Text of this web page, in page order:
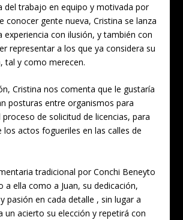
del trabajo en equipo y motivada por
conocer gente nueva, Cristina se lanza
experiencia con ilusión, y también con
representar a los que ya considera su
tal y como merecen.
Cristina nos comenta que le gustaría
posturas entre organismos para
de solicitud de licencias, para
los actos fogueriles en las calles de
tradicional por Conchi Beneyto
a ella como a Juan, su dedicación,
pasión en cada detalle , sin lugar a
un acierto su elección y repetirá con